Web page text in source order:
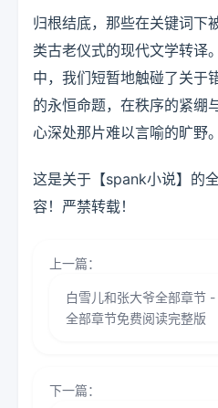
归根结底，那些在关键词下
类古老仪式的现代文学转译
中，我们短暂地触碰了关于
的永恒命题，在秩序的紧绷
心深处那片难以言喻的旷野。
这是关于【spank小说】的
容！严禁转载！
上一篇：
白雪儿和张大爷全部章节
全部章节免费阅读完整版
下一篇：